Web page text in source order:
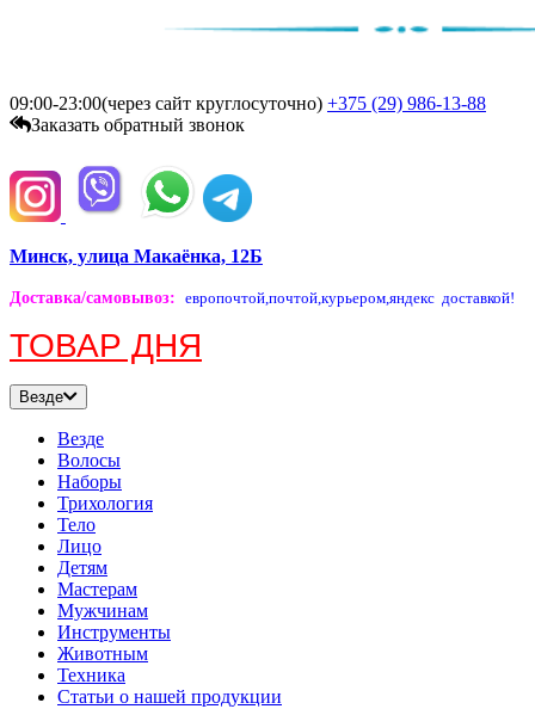
09:00-23:00(через сайт круглосуточно) +375 (29) 986-13-88
Заказать обратный звонок
Минск, улица Макаёнка, 12Б
Доставка/самовывоз: европочтой,почтой,курьером,яндекс доставкой!
ТОВАР ДНЯ
Везде
Везде
Волосы
Наборы
Трихология
Тело
Лицо
Детям
Мастерам
Мужчинам
Инструменты
Животным
Техника
Статьи о нашей продукции